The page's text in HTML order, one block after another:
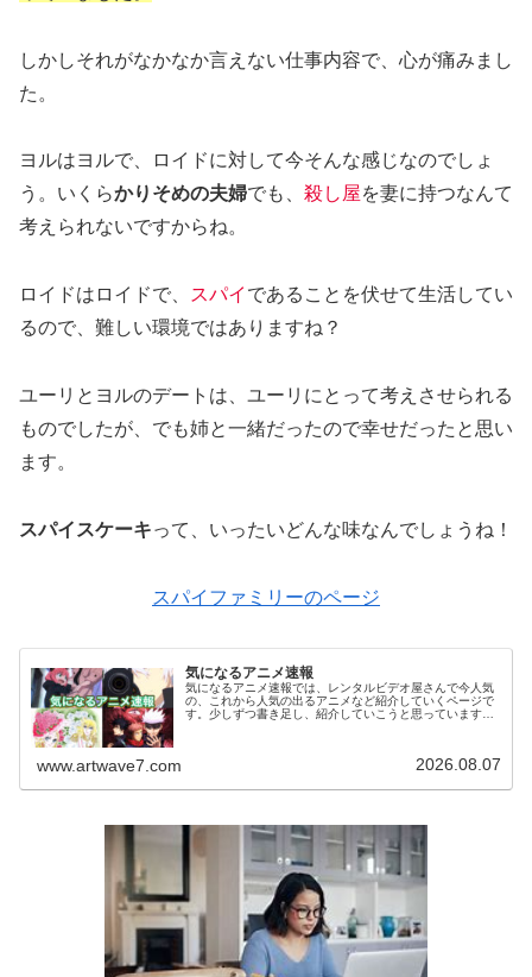
しかしそれがなかなか言えない仕事内容で、心が痛みまし
た。
ヨルはヨルで、ロイドに対して今そんな感じなのでしょ
う。いくらかりそめの夫婦でも、 殺し屋を妻に持つなんて
考えられないですからね。
ロイドはロイドで、 スパイ であることを伏せて生活してい
るので、難しい環境ではありますね？
ユーリとヨルのデートは、ユーリにとって考えさせられる
ものでしたが、でも姉と一緒だったので幸せだったと思い
ます。
スパイスケーキって、いったいどんな味なんでしょうね！
スパイファミリーのページ
気になるアニメ速報
気になるアニメ速報では、レンタルビデオ屋さんで今人気
の、これから人気の出るアニメなど紹介していくページで
す。少しずつ書き足し、紹介していこうと思っています。
www.artwave7.com 2026.08.07